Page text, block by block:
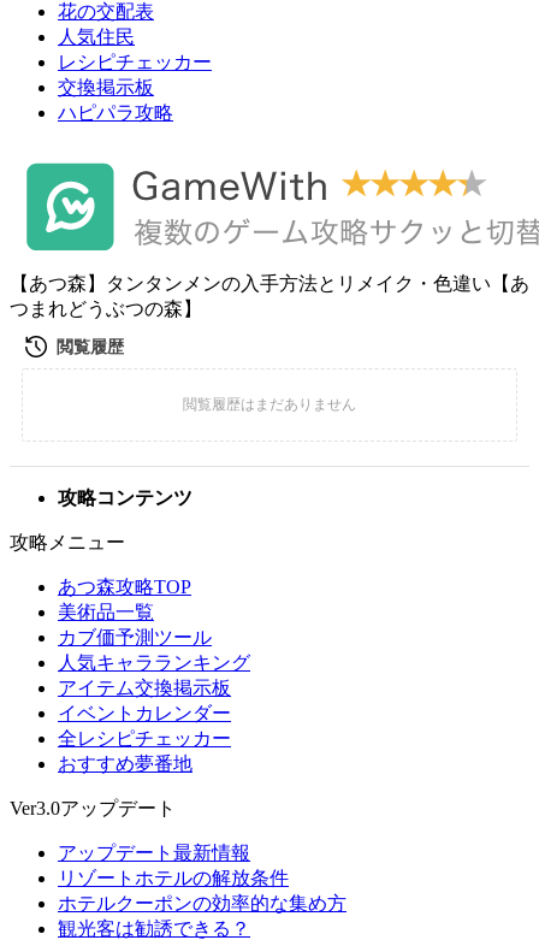
花の交配表
人気住民
レシピチェッカー
交換掲示板
ハピパラ攻略
【あつ森】タンタンメンの入手方法とリメイク・色違い【あ
つまれどうぶつの森】
攻略コンテンツ
攻略メニュー
あつ森攻略TOP
美術品一覧
カブ価予測ツール
人気キャラランキング
アイテム交換掲示板
イベントカレンダー
全レシピチェッカー
おすすめ夢番地
Ver3.0アップデート
アップデート最新情報
リゾートホテルの解放条件
ホテルクーポンの効率的な集め方
観光客は勧誘できる？